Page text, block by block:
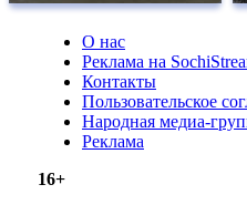
О нас
Реклама на
Контакты
Пользовательское
Народная медиа-
Реклама
16+